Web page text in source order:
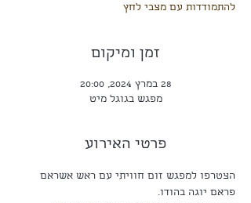
להתמודדות עם מצבי לחץ
זמן ומיקום
28 במרץ 2024, 20:00
מפגש בגוגל מיט
פרטי האירוע
הצטרפו למפגש זום חוויתי עם ראש אשראם
פראם יוגה בהודו.